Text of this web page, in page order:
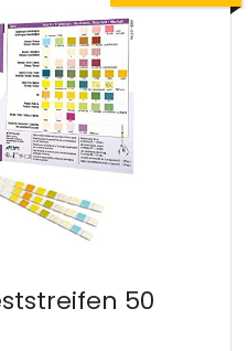
50